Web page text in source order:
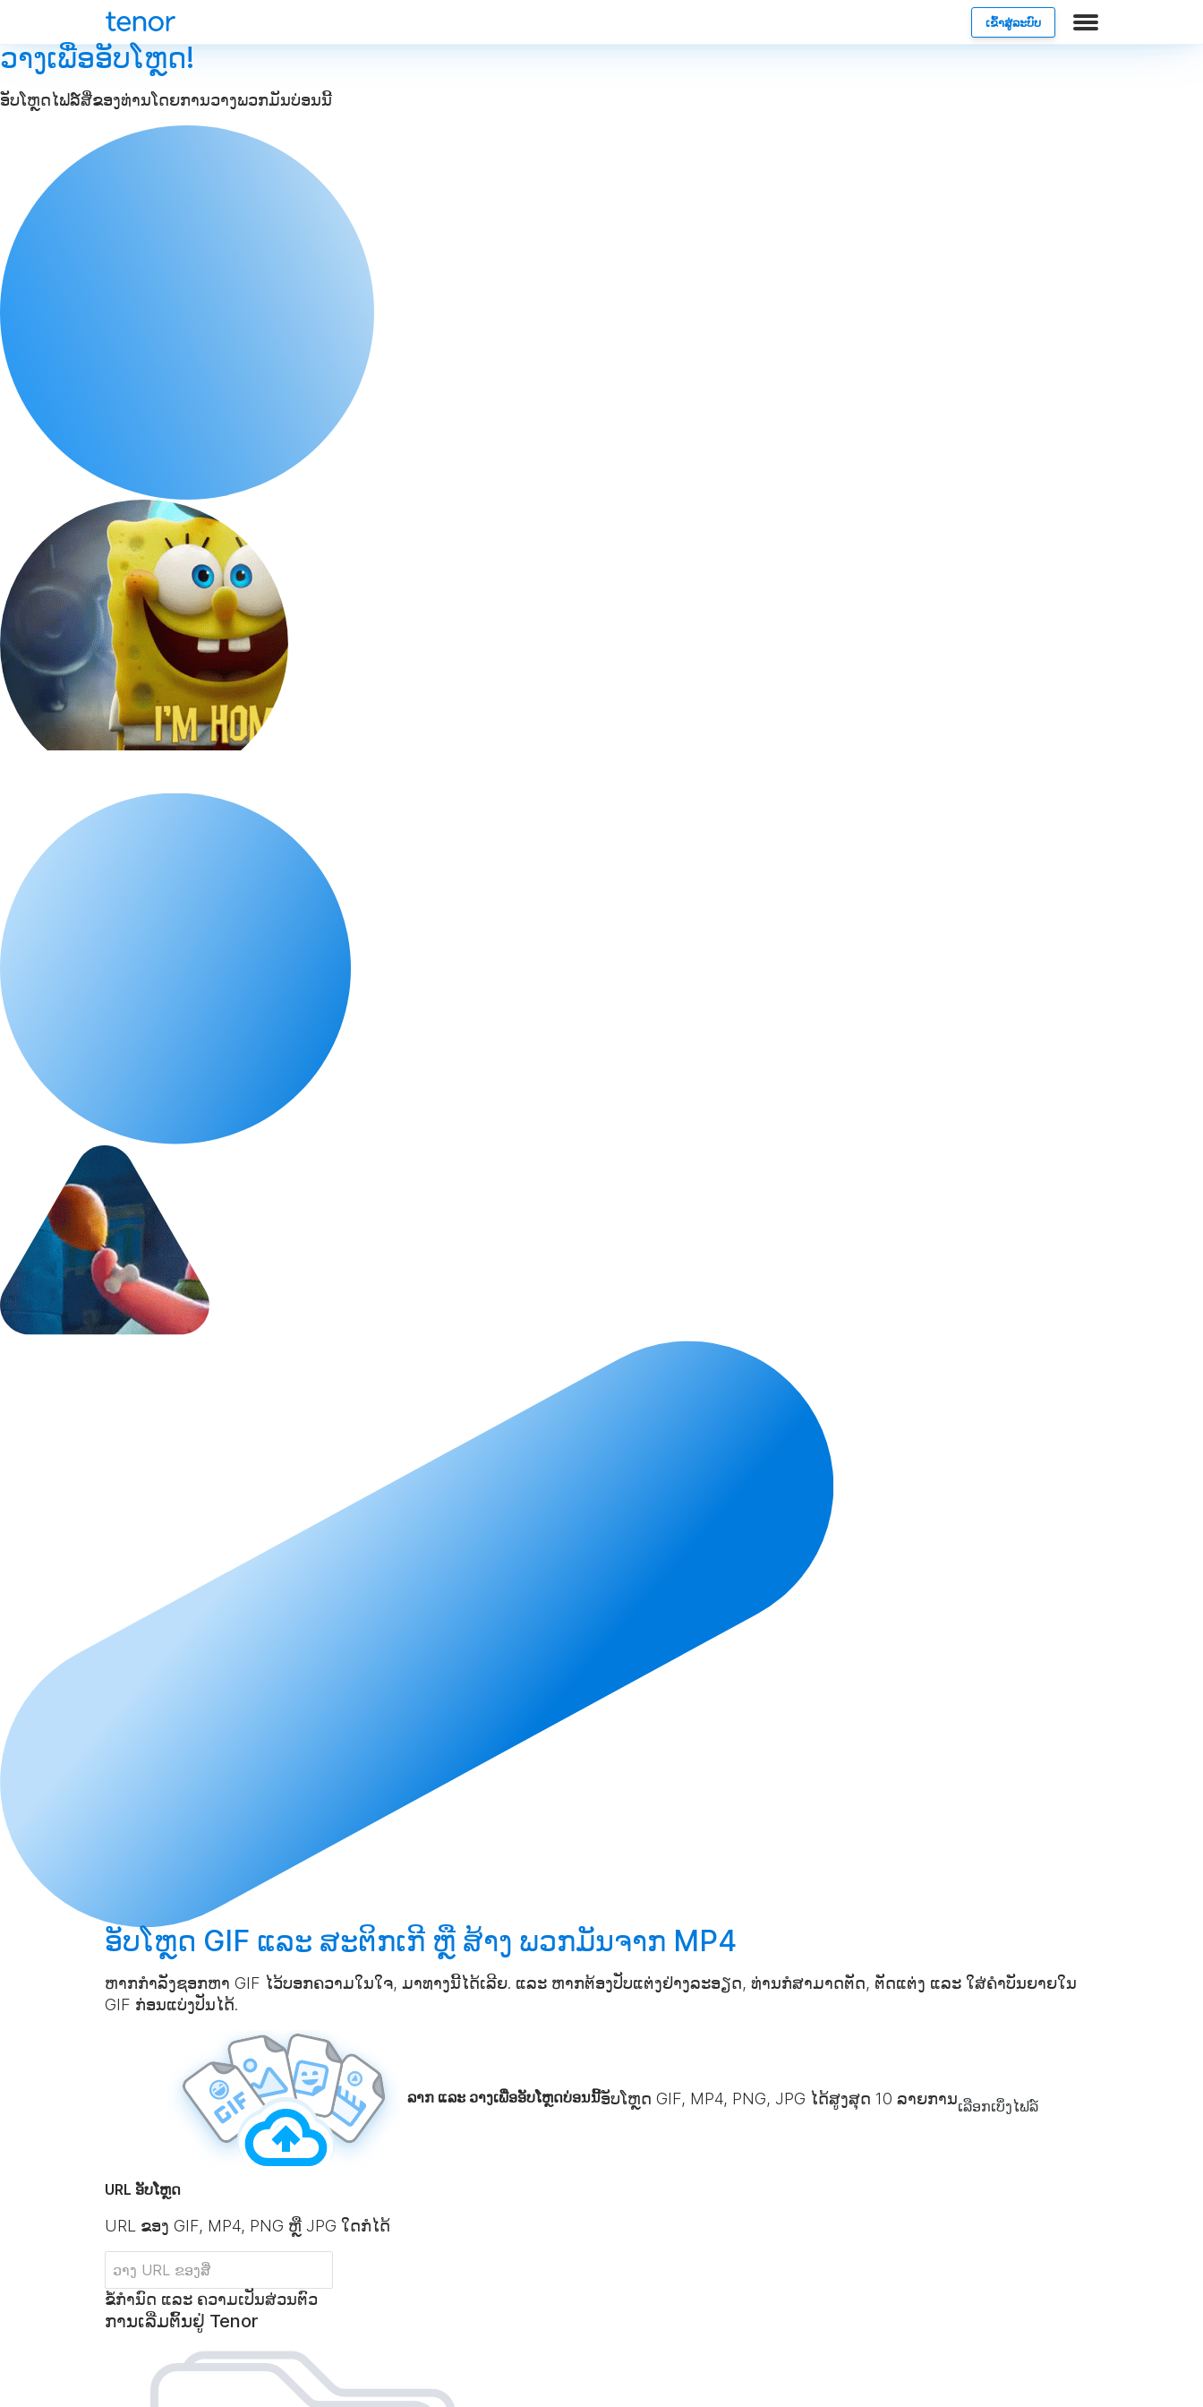
ເຂົ້າສູ່ລະບົບ
ວາງເພື່ອອັບໂຫຼດ!
ອັບໂຫຼດໄຟລ໌ສື່ຂອງທ່ານໂດຍການວາງພວກມັນບ່ອນນີ້
ອັບໂຫຼດ GIF ແລະ ສະຕິກເກີ ຫຼື ສ້າງ ພວກມັນຈາກ MP4
ຫາກກຳລັງຊອກຫາ GIF ໄວ້ບອກຄວາມໃນໃຈ, ມາທາງນີ້ໄດ້ເລີຍ. ແລະ ຫາກຕ້ອງປັບແຕ່ງຢ່າງລະອຽດ, ທ່ານກໍສາມາດຕັດ, ຕັດແຕ່ງ ແລະ ໃສ່ຄຳບັນຍາຍໃນ
GIF ກ່ອນແບ່ງປັນໄດ້.
ລາກ ແລະ ວາງເພື່ອອັບໂຫຼດບ່ອນນີ້ອັບໂຫຼດ GIF, MP4, PNG, JPG ໄດ້ສູງສຸດ 10 ລາຍການເລືອກເບິ່ງໄຟລ໌
URL ອັບໂຫຼດ
URL ຂອງ GIF, MP4, PNG ຫຼື JPG ໃດກໍໄດ້
ຂໍ້ກຳນົດ ແລະ ຄວາມເປັນສ່ວນຕົວ
ການເລີ່ມຕົ້ນຢູ່ Tenor